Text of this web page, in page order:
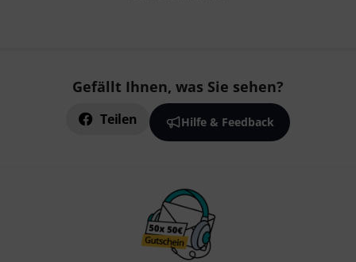
Gefällt Ihnen, was Sie sehen?
Teilen Hilfe & Feedback